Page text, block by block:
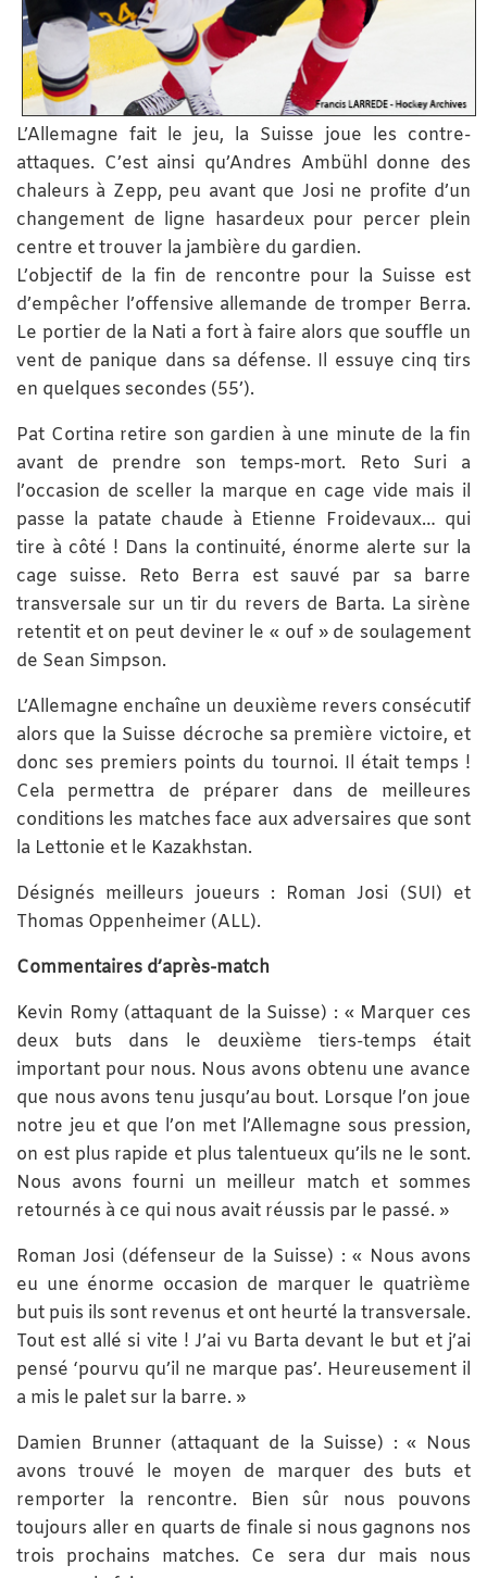
L’Allemagne fait le jeu, la Suisse joue les contre-
attaques. C’est ainsi qu’Andres Ambühl donne des
chaleurs à Zepp, peu avant que Josi ne profite d’un
changement de ligne hasardeux pour percer plein
centre et trouver la jambière du gardien.
L’objectif de la fin de rencontre pour la Suisse est
d’empêcher l’offensive allemande de tromper Berra.
Le portier de la Nati a fort à faire alors que souffle un
vent de panique dans sa défense. Il essuye cinq tirs
en quelques secondes (55’).
Pat Cortina retire son gardien à une minute de la fin
avant de prendre son temps-mort. Reto Suri a
l’occasion de sceller la marque en cage vide mais il
passe la patate chaude à Etienne Froidevaux… qui
tire à côté ! Dans la continuité, énorme alerte sur la
cage suisse. Reto Berra est sauvé par sa barre
transversale sur un tir du revers de Barta. La sirène
retentit et on peut deviner le « ouf » de soulagement
de Sean Simpson.
L’Allemagne enchaîne un deuxième revers consécutif
alors que la Suisse décroche sa première victoire, et
donc ses premiers points du tournoi. Il était temps !
Cela permettra de préparer dans de meilleures
conditions les matches face aux adversaires que sont
la Lettonie et le Kazakhstan.
Désignés meilleurs joueurs : Roman Josi (SUI) et
Thomas Oppenheimer (ALL).
Commentaires d’après-match
Kevin Romy (attaquant de la Suisse) : « Marquer ces
deux buts dans le deuxième tiers-temps était
important pour nous. Nous avons obtenu une avance
que nous avons tenu jusqu’au bout. Lorsque l’on joue
notre jeu et que l’on met l’Allemagne sous pression,
on est plus rapide et plus talentueux qu’ils ne le sont.
Nous avons fourni un meilleur match et sommes
retournés à ce qui nous avait réussis par le passé. »
Roman Josi (défenseur de la Suisse) : « Nous avons
eu une énorme occasion de marquer le quatrième
but puis ils sont revenus et ont heurté la transversale.
Tout est allé si vite ! J’ai vu Barta devant le but et j’ai
pensé ‘pourvu qu’il ne marque pas’. Heureusement il
a mis le palet sur la barre. »
Damien Brunner (attaquant de la Suisse) : « Nous
avons trouvé le moyen de marquer des buts et
remporter la rencontre. Bien sûr nous pouvons
toujours aller en quarts de finale si nous gagnons nos
trois prochains matches. Ce sera dur mais nous